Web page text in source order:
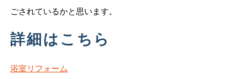
ごされているかと思います。
詳細はこちら
浴室リフォーム